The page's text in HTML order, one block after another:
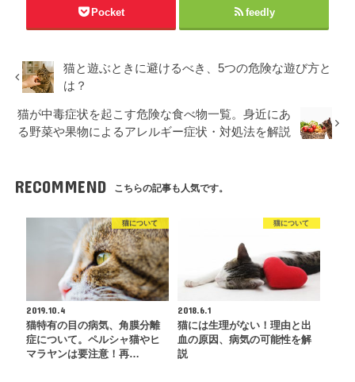
Pocket feedly
猫と遊ぶときに避けるべき、5つの危険な遊び方と
は？
猫が中毒症状を起こす危険な食べ物一覧。身近にあ
る野菜や果物によるアレルギー症状・対処法を解説
RECOMMEND こちらの記事も人気です。
猫について
2019.10.4
猫特有の目の病気、角膜分離
症について。ペルシャ猫やヒ
マラヤンは要注意！再…
猫について
2018.6.1
猫には生理がない！理由と出
血の原因、病気の可能性を解
説